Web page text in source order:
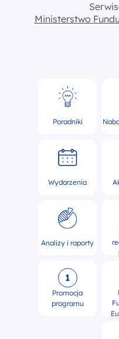
Ministerstwo
Poradniki
Wydarzenia
Analizy i raporty
Promocja
programu